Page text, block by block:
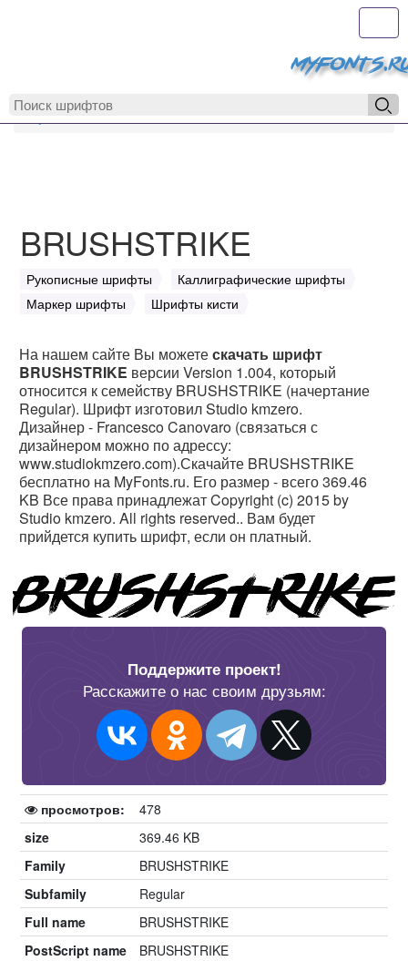
MyFonts.ru
BRUSHSTRIKE
Рукописные шрифты
Каллиграфические шрифты
Маркер шрифты
Шрифты кисти
На нашем сайте Вы можетескачать шрифт
BRUSHSTRIKE версии Version 1.004, который
относится к семейству BRUSHSTRIKE (начертание
Regular). Шрифт изготовил Studio kmzero.
Дизайнер - Francesco Canovaro (связаться с
дизайнером можно по адрессу:
www.studiokmzero.com).Скачайте BRUSHSTRIKE
бесплатно на MyFonts.ru. Его размер - всего 369.46
KB Все права принадлежат Copyright (c) 2015 by
Studio kmzero. All rights reserved.. Вам будет
прийдется купить шрифт, если он платный.
Поддержите проект!
Расскажите о нас своим друзьям:
просмотров:
478
size
369.46 KB
Family
BRUSHSTRIKE
Subfamily
Regular
Full name
BRUSHSTRIKE
PostScript name
BRUSHSTRIKE